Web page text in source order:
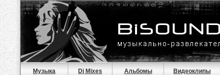
Музыка Dj Mixes Альбомы Видеоклипы